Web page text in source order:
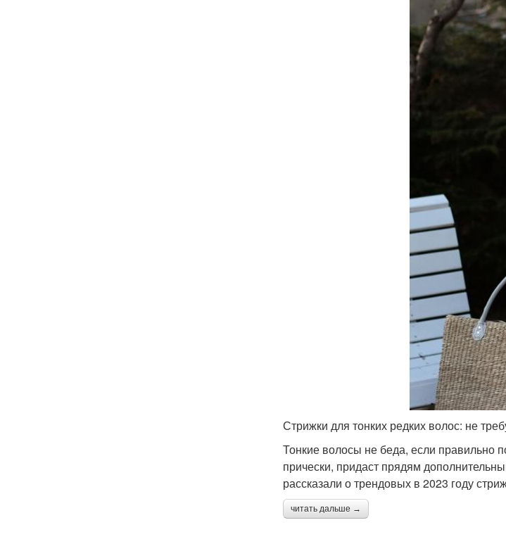
Стрижки для тонких редких волос: не
Тонкие волосы не беда, если правильно
прически, придаст прядям
рассказали о трендовых в 2023 году
читать дальше →